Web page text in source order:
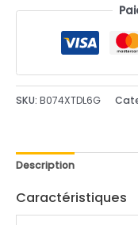
SKU: B074XTDL6G
Description
Caractéristiques